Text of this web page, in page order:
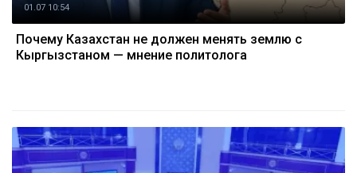
01.07 10:54
Почему Казахстан не должен менять землю с
Кыргызстаном — мнение политолога